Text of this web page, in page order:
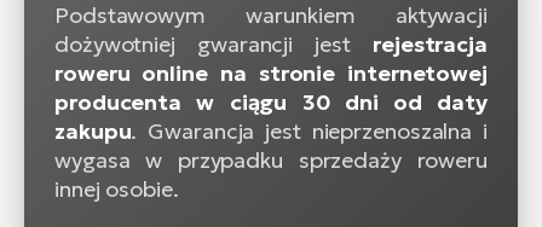
Podstawowym warunkiem aktywacji
dożywotniej gwarancji jest rejestracja
roweru online na stronie internetowej
producenta w ciągu 30 dni od daty
zakupu. Gwarancja jest nieprzenoszalna i
wygasa w przypadku sprzedaży roweru
innej osobie.